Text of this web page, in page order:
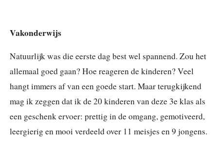
Vakonderwijs
Natuurlijk was die eerste dag best wel spannend. Zou het
allemaal goed gaan? Hoe reageren de kinderen? Veel
hangt immers af van een goede start. Maar terugkijkend
mag ik zeggen dat ik de 20 kinderen van deze 3e klas als
een geschenk ervoer: prettig in de omgang, gemotiveerd,
leergierig en mooi verdeeld over 11 meisjes en 9 jongens.